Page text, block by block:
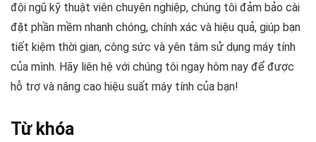
đội ngũ kỹ thuật viên chuyên nghiệp, chúng tôi đảm bảo cài
đặt phần mềm nhanh chóng, chính xác và hiệu quả, giúp bạn
tiết kiệm thời gian, công sức và yên tâm sử dụng máy tính
của mình. Hãy liên hệ với chúng tôi ngay hôm nay để được
hỗ trợ và nâng cao hiệu suất máy tính của bạn!
Từ khóa